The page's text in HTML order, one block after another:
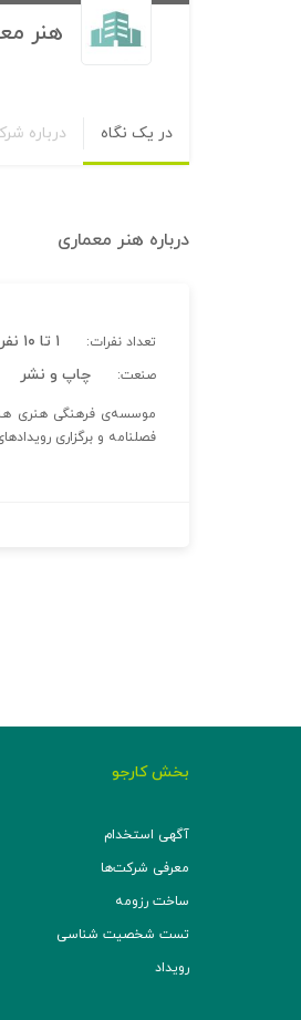
هنر
در یک نگاه درباره
درباره هنر معماری
تعداد نفرات: ۱ تا ۱۰ نفر
صنعت: چاپ و نشر
فصلنامه و برگزاری
بخش کارجو
آگهی استخدام
معرفی شرکت‌ها
ساخت رزومه
تست شخصیت شناسی
رویداد